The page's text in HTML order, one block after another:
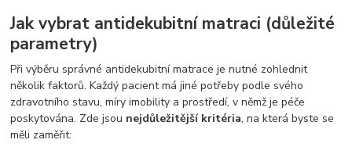
Jak vybrat antidekubitní matraci (důležité
parametry)
Při výběru správné antidekubitní matrace je nutné zohlednit
několik faktorů. Každý pacient má jiné potřeby podle svého
zdravotního stavu, míry imobility a prostředí, v němž je péče
poskytována. Zde jsou nejdůležitější kritéria, na která byste se
měli zaměřit: